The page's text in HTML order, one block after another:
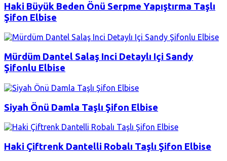
Haki Büyük Beden Önü Serpme Yapıştırma Taşlı
Şifon Elbise
Mürdüm Dantel Salaş Inci Detaylı Içi Sandy
Şifonlu Elbise
Siyah Önü Damla Taşlı Şifon Elbise
Haki Çiftrenk Dantelli Robalı Taşlı Şifon Elbise